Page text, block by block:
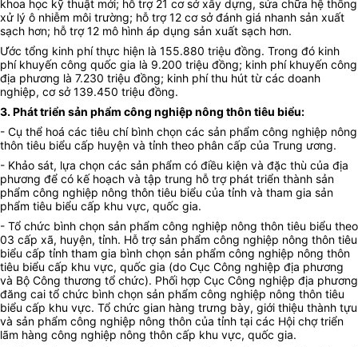
khoa học kỹ thuật mới; hỗ trợ 21 cơ sở xây dựng, sửa chữa hệ thống
xử lý ô nhiễm môi trường; hỗ trợ 12 cơ sở đánh giá nhanh sản xuất
sạch hơn; hỗ trợ 12 mô hình áp dụng sản xuất sạch hơn.
Ước tổng kinh phí thực hiện là 155.880 triệu đồng. Trong đó kinh
phí khuyến công quốc gia là 9.200 triệu đồng; kinh phí khuyến công
địa phương là 7.230 triệu đồng; kinh phí thu hút từ các doanh
nghiệp, cơ sở 139.450 triệu đồng.
3. Phát triển sản phẩm công nghiệp nông thôn tiêu biểu:
- Cụ thể hoá các tiêu chí bình chọn các sản phẩm công nghiệp nông
thôn tiêu biểu cấp huyện và tỉnh theo phân cấp của Trung ương.
- Khảo sát, lựa chọn các sản phẩm có điều kiện và đặc thù của địa
phương để có kế hoạch và tập trung hỗ trợ phát triển thành sản
phẩm công nghiệp nông thôn tiêu biểu của tỉnh và tham gia sản
phẩm tiêu biểu cấp khu vực, quốc gia.
- Tổ chức bình chọn sản phẩm công nghiệp nông thôn tiêu biểu theo
03 cấp xã, huyện, tỉnh. Hỗ trợ sản phẩm công nghiệp nông thôn tiêu
biểu cấp tỉnh tham gia bình chọn sản phẩm công nghiệp nông thôn
tiêu biểu cấp khu vực, quốc gia (do Cục Công nghiệp địa phương
và Bộ Công thương tổ chức). Phối hợp Cục Công nghiệp địa phương
đăng cai tổ chức bình chọn sản phẩm công nghiệp nông thôn tiêu
biểu cấp khu vực. Tổ chức gian hàng trưng bày, giới thiệu thành tựu
và sản phẩm công nghiệp nông thôn của tỉnh tại các Hội chợ triển
lãm hàng công nghiệp nông thôn cấp khu vực, quốc gia.